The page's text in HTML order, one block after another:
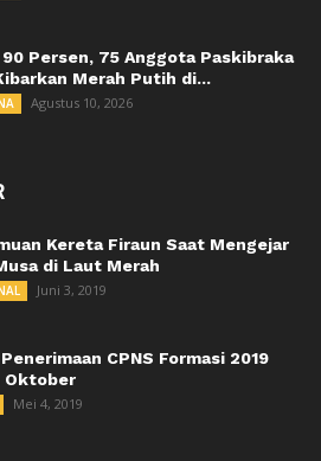
90 Persen, 75 Anggota Paskibraka
Merah Putih di...
Agustus 10, 2026
Kereta Firaun Saat Mengejar
di Laut Merah
Juni 3, 2019
Penerimaan CPNS Formasi 2019
Oktober
Mei 4, 2019